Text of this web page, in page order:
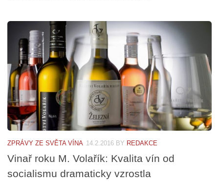
ZPRÁVY ZE SVĚTA VÍNA 14.2.2016 BY REDAKCE
Vinař roku M. Volařík: Kvalita vín od
socialismu dramaticky vzrostla